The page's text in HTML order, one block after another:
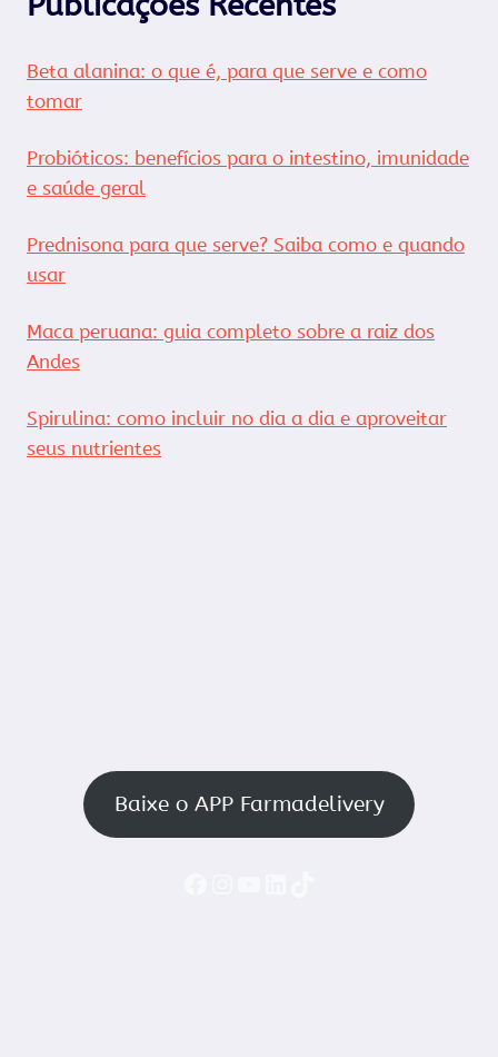
Beta alanina: o que é, para que serve e como
tomar
Probióticos: benefícios para o intestino, imunidade
e saúde geral
Prednisona para que serve? Saiba como e quando
usar
Maca peruana: guia completo sobre a raiz dos
Andes
Spirulina: como incluir no dia a dia e aproveitar
seus nutrientes
Baixe o APP Farmadelivery